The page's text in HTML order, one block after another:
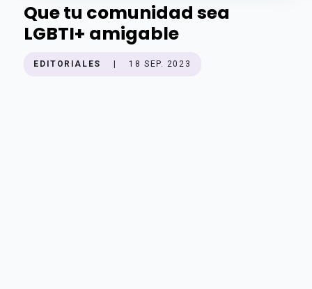
Que tu comunidad sea
LGBTI+ amigable
EDITORIALES 18 SEP. 2023